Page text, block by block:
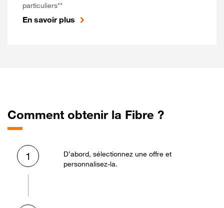
particuliers**
En savoir plus
Comment obtenir la Fibre ?
1
D’abord, sélectionnez une offre et
personnalisez-la.